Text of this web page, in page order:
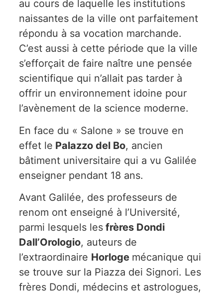
au cours de laquelle les institutions
naissantes de la ville ont parfaitement
répondu à sa vocation marchande.
C’est aussi à cette période que la ville
s’efforçait de faire naître une pensée
scientifique qui n’allait pas tarder à
offrir un environnement idoine pour
l’avènement de la science moderne.
En face du « Salone » se trouve en
effet le Palazzo del Bo, ancien
bâtiment universitaire qui a vu Galilée
enseigner pendant 18 ans.
Avant Galilée, des professeurs de
renom ont enseigné à l’Université,
parmi lesquels les frères Dondi
Dall’Orologio, auteurs de
l’extraordinaire Horloge mécanique qui
se trouve sur la Piazza dei Signori. Les
frères Dondi, médecins et astrologues,